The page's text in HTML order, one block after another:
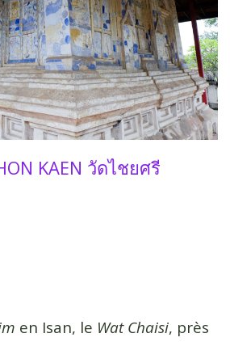
KAEN วัดไชยศรี
en Isan, le Wat Chaisi, près